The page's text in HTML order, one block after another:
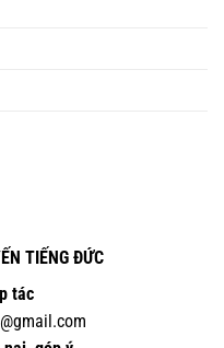
TIẾNG ĐỨC
tác